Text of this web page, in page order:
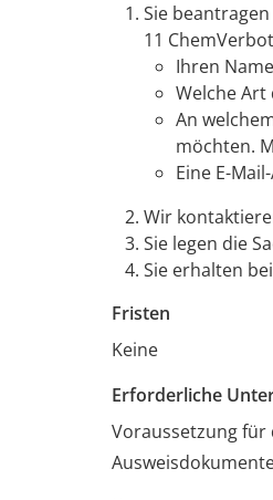
Sie
11
Ihren
Welche Art
An
möchten.
Eine E-
Wir
Sie legen die
Sie erhalten
Fristen
Keine
Erforderliche
Voraussetzung